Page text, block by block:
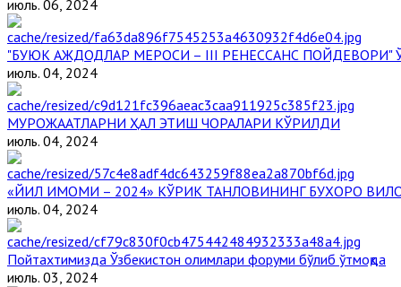
июль. 06, 2024
"БУЮК АЖДОДЛАР МЕРОСИ – III РЕНЕССАНС
июль. 04, 2024
МУРОЖААТЛАРНИ ҲАЛ ЭТИШ ЧОРАЛАРИ КЎРИЛДИ
июль. 04, 2024
«ЙИЛ ИМОМИ – 2024» КЎРИК ТАНЛОВИНИНГ БУХОРО
июль. 04, 2024
Пойтахтимизда Ўзбекистон олимлари форуми бўлиб ўтмоқда
июль. 03, 2024